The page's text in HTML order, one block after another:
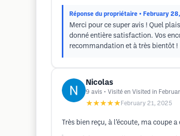
Réponse du propriétaire • February
Merci pour ce super avis ! Quel
donné entière satisfaction. Vos
recommandation et à très bientôt !
Nicolas
9 avis • Visité en Visited in
★★★★★ February 21, 2025
Très bien reçu, à l’écoute, ma coupe